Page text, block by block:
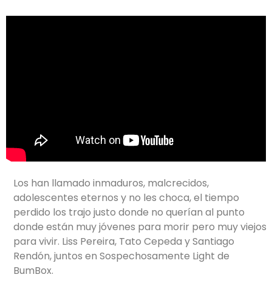
Los han llamado inmaduros, malcrecidos,
adolescentes eternos y no les choca, el tiempo
perdido los trajo justo donde no querían al punto
donde están muy jóvenes para morir pero muy viejos
para vivir. Liss Pereira, Tato Cepeda y Santiago
Rendón, juntos en Sospechosamente Light de
BumBox.